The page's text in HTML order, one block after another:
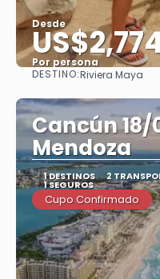
Desde
Por persona
DESTINO:Riviera Maya
Cancún 18/
Mendoza
1 DESTINOS 2
1 SEGUROS
Cupo Confirmado